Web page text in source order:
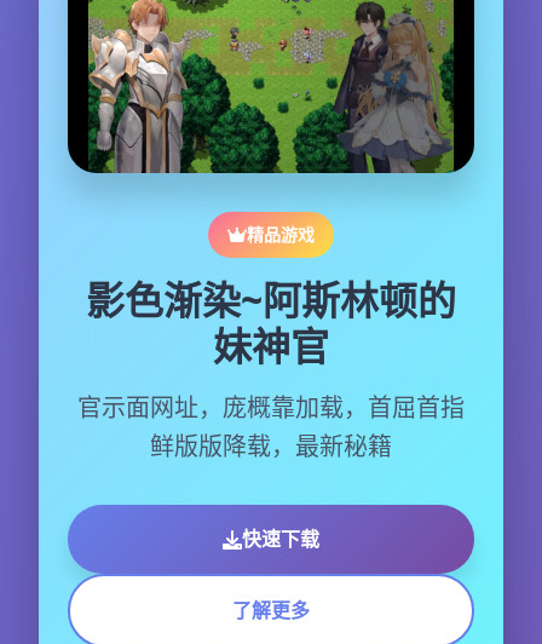
精品游戏
影色渐染~阿斯林顿的
妹神官
官示面网址，庞概靠加载，首屈首指
鲜版版降载，最新秘籍
快速下载
了解更多